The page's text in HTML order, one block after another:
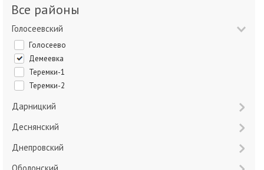
Все районы
Голосеевский
Голосеево
Демеевка
Теремки-1
Теремки-2
Дарницкий
Деснянский
Днепровский